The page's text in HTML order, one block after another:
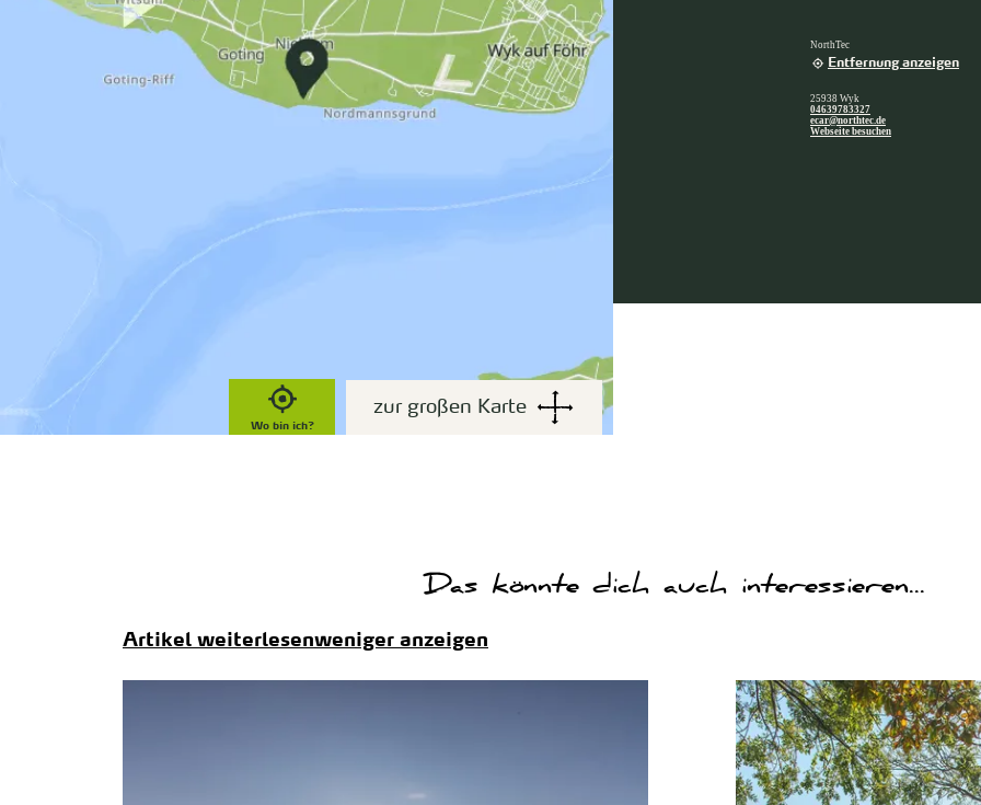
Wo bin ich?
zur großen Karte
NorthTec
Entfernung anzeigen
25938 Wyk
04639783327
ecar@northtec.de
Webseite besuchen
Das könnte dich auch interessieren...
Artikel weiterlesenweniger anzeigen
will ich sehen